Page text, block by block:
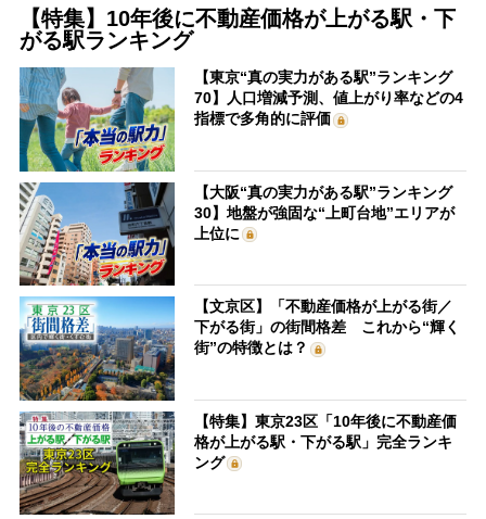
【特集】10年後に不動産価格が上がる駅・下
がる駅ランキング
【東京“真の実力がある駅”ランキング
70】人口増減予測、値上がり率などの4
指標で多角的に評価
【大阪“真の実力がある駅”ランキング
30】地盤が強固な“上町台地”エリアが
上位に
【文京区】「不動産価格が上がる街／
下がる街」の街間格差 これから“輝く
街”の特徴とは？
【特集】東京23区「10年後に不動産価
格が上がる駅・下がる駅」完全ランキ
ング